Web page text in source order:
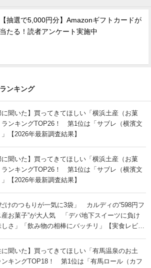
【抽選で5,000円分】Amazonギフトカードが
当たる！読者アンケート実施中
ンキング
に聞いた】買ってきてほしい「横浜土産（お菓
ランキングTOP26！ 第1位は「サブレ（横濱文
【2026年最新調査結果】
に聞いた】買ってきてほしい「横浜土産（お菓
ランキングTOP26！ 第1位は「サブレ（横濱文
【2026年最新調査結果】
だけのつもりが一気に3袋」 カルディの“598円フ
産お菓子”が大人気 「デパ地下スイーツに負け
さ」「飲み物の相棒にバッチリ」【実食レビュ
に聞いた】買ってきてほしい「有馬温泉のお土
ンキングTOP18！ 第1位は「有馬ロール（カフ